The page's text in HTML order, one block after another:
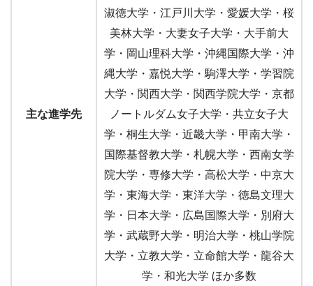
主な進学先
淑徳大学・江戸川大学・愛媛大学・桜
美林大学・大妻女子大学・大手前大
学・岡山理科大学・沖縄国際大学・沖
縄大学・嘉悦大学・駒澤大学・学習院
大学・関西大学・関西学院大学・京都
ノートルダム女子大学・共立女子大
学・桐生大学・近畿大学・甲南大学・
国際基督教大学・札幌大学・西南女学
院大学・専修大学・高松大学・中京大
学・東海大学・東洋大学・徳島文理大
学・日本大学・広島国際大学・別府大
学・武蔵野大学・明治大学・桃山学院
大学・立教大学・立命館大学・龍谷大
学・和光大学 ほか多数